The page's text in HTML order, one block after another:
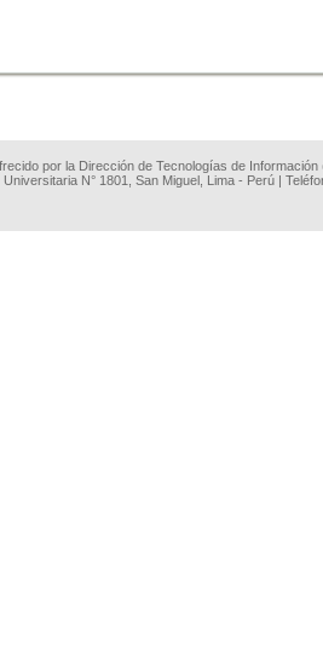
por la Dirección de Tecnologías de
Universitaria N° 1801, San Miguel, Lima - Perú |